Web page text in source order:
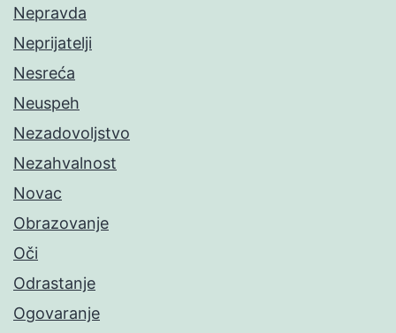
Nepravda
Neprijatelji
Nesreća
Neuspeh
Nezadovoljstvo
Nezahvalnost
Novac
Obrazovanje
Oči
Odrastanje
Ogovaranje